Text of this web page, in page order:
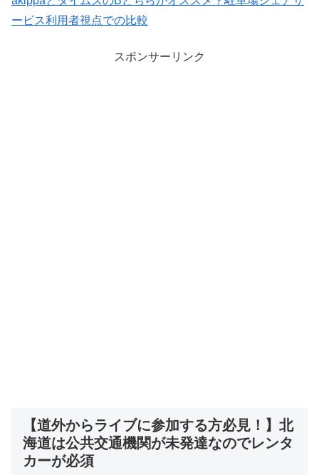
ービス利用者視点での比較
スポンサーリンク
【道外からライブに参加する方必見！】北
海道は公共交通機関が未発達なのでレンタ
カーが必須